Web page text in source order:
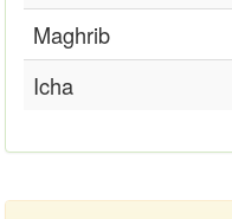
Maghrib
Icha